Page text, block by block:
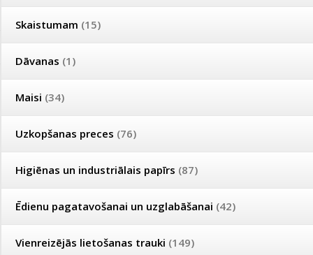
Skaistumam (15)
Dāvanas (1)
Maisi (34)
Uzkopšanas preces (76)
Higiēnas un industriālais papīrs (87)
Ēdienu pagatavošanai un uzglabāšanai (42)
Vienreizējās lietošanas trauki (149)
Mājsaimniecības un profesionālās uzkopšanas preču tirdzniecība
Bezmaksas piegāde visā Latvijā pasūtījumiem no 50 eiro!
Īpašas cenas un piegādes nosacījumi vairumtirgotājiem
Reģistrējies un saņem pastāvīgu atlaidi!
Piegāde
Nodrošinām preču piegādi visā Latvijā 2-
Piegādāsim preces uz jebkuru Jūsu norādīto adresi Latvijā.
noformēšanas laikā izvēlētajam piegādes veidam
Minimālais pasūtījums 20 eiro ieskaitot PVN;